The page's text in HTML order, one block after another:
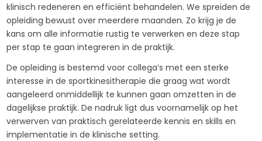
klinisch redeneren en efficiënt behandelen. We spreiden de
opleiding bewust over meerdere maanden. Zo krijg je de
kans om alle informatie rustig te verwerken en deze stap
per stap te gaan integreren in de praktijk.
De opleiding is bestemd voor collega’s met een sterke
interesse in de sportkinesitherapie die graag wat wordt
aangeleerd onmiddellijk te kunnen gaan omzetten in de
dagelijkse praktijk. De nadruk ligt dus voornamelijk op het
verwerven van praktisch gerelateerde kennis en skills en
implementatie in de klinische setting.